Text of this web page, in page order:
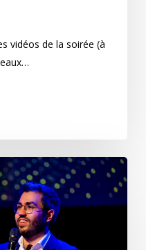
vidéos de la soirée (à